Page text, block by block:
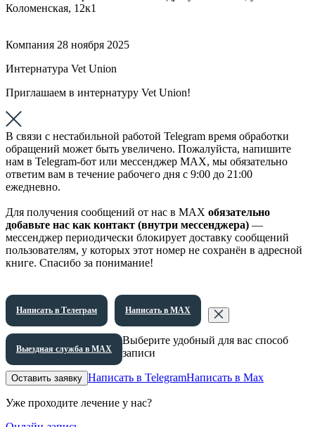
Коломенская, 12к1
Компания 28 ноября 2025
Интернатура Vet Union
Приглашаем в интернатуру Vet Union!
В связи с нестабильной работой Telegram время обработки
обращений может быть увеличено. Пожалуйста, напишите
нам в Telegram-бот или мессенджер МАХ, мы обязательно
ответим вам в течение рабочего дня с 9:00 до 21:00
ежедневно.
Для получения сообщений от нас в МАХ обязательно
добавьте нас как контакт (внутри мессенджера) —
мессенджер периодически блокирует доставку сообщений
пользователям, у которых этот номер не сохранён в адресной
книге. Спасибо за понимание!
Написать в Телеграм Написать в МАХ
Выездная служба в МАХ
Выберите удобный для вас способ
записи
Оставить заявку Написать в TelegramНаписать в Max
Уже проходите лечение у нас?